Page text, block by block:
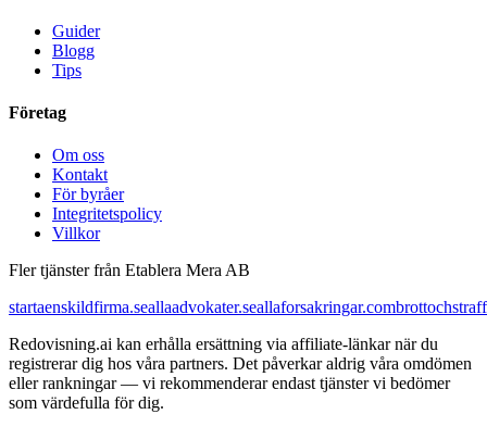
Guider
Blogg
Tips
Företag
Om oss
Kontakt
För byråer
Integritetspolicy
Villkor
Fler tjänster från Etablera Mera AB
startaenskildfirma.seallaadvokater.seallaforsakringar.com
Redovisning.ai kan erhålla ersättning via affiliate-länkar när du
registrerar dig hos våra partners. Det påverkar aldrig våra omdömen
eller rankningar — vi rekommenderar endast tjänster vi bedömer
som värdefulla för dig.